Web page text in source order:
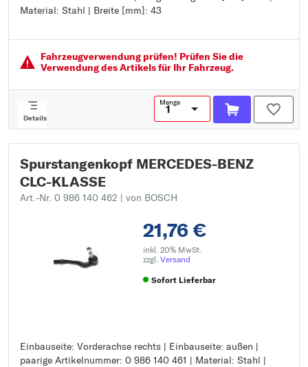
Material: Stahl | Breite [mm]: 43
Länge Axialgelenk [mm]: 258
Breite [mm]: 43
Fahrzeugver­wendung prüfen! Prüfen Sie die
Verwendung des Artikels für Ihr Fahrzeug.
Details
Menge
Spurstangenkopf MERCEDES-BENZ
CLC-KLASSE
Art.-Nr. 0 986 140 462 | von BOSCH
21,76 €
inkl. 20% MwSt.
zzgl. Versand
Sofort Lieferbar
Einbauseite: Vorderachse rechts | Einbauseite: außen |
paarige Artikelnummer: 0 986 140 461 | Material: Stahl |
Einbauseite: Vorderachse rechts
Einbauseite: außen